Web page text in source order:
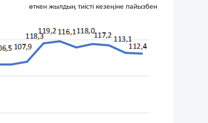
өткен жылдың тиісті кезеңіне пайызбен